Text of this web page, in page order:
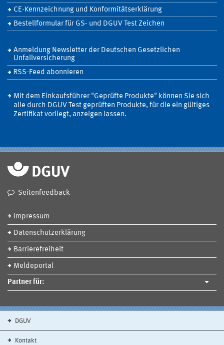
CE-Kennzeichnung und Konformitätserklärung
Bestellformular für GS- und DGUV Test Zeichen
Anmeldung Newsletter der Deutschen Gesetzlichen
Unfallversicherung
RSS-Feed abonnieren
Mit dem Einkaufsführer "Geprüfte Produkte" können Sie sich
alle durch DGUV Test geprüften Produkte, für die ein gültiges
Zertifikat vorliegt, anzeigen lassen.
Seitenfeedback
Impressum
Datenschutzerklärung
Barrierefreiheit
Meldeportal
Partner für:
DGUV
Kontakt